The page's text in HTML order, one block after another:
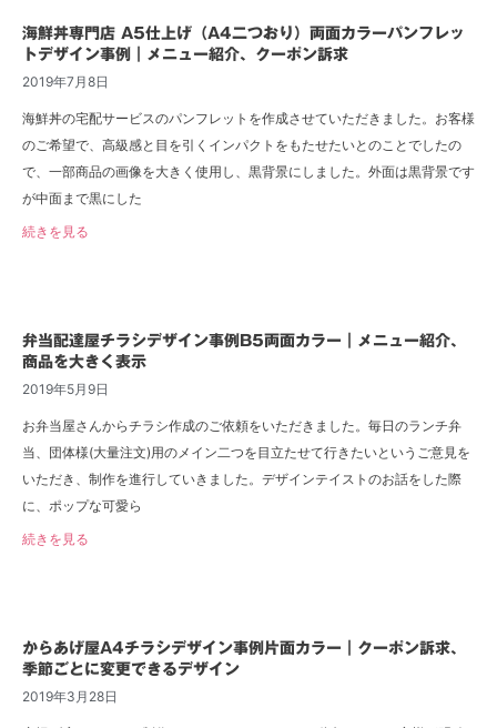
海鮮丼専門店 A5仕上げ（A4二つおり）両面カラーパンフレッ
トデザイン事例｜メニュー紹介、クーポン訴求
2019年7月8日
海鮮丼の宅配サービスのパンフレットを作成させていただきました。お客様
のご希望で、高級感と目を引くインパクトをもたせたいとのことでしたの
で、一部商品の画像を大きく使用し、黒背景にしました。外面は黒背景です
が中面まで黒にした
続きを見る
弁当配達屋チラシデザイン事例B5両面カラー｜メニュー紹介、
商品を大きく表示
2019年5月9日
お弁当屋さんからチラシ作成のご依頼をいただきました。毎日のランチ弁
当、団体様(大量注文)用のメイン二つを目立たせて行きたいというご意見を
いただき、制作を進行していきました。デザインテイストのお話をした際
に、ポップな可愛ら
続きを見る
からあげ屋A4チラシデザイン事例片面カラー｜クーポン訴求、
季節ごとに変更できるデザイン
2019年3月28日